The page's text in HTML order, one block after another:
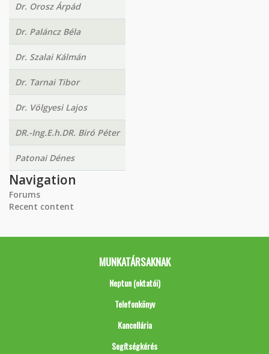
Dr. Orosz Árpád
Dr. Paláncz Béla
Dr. Szalai Kálmán
Dr. Tarnai Tibor
Dr. Völgyesi Lajos
DR.-Ing.E.h.DR. Biró Péter
Patonai Dénes
Navigation
Forums
Recent content
MUNKATÁRSAKNAK
Neptun (oktatói)
Telefonkönyv
Kancellária
Segítségkérés